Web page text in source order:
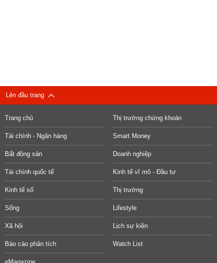
Lên đầu trang
Trang chủ Thị trường chứng khoán
Tài chính - Ngân hàng Smart Money
Bất động sản Doanh nghiệp
Tài chính quốc tế Kinh tế vĩ mô - Đầu tư
Kinh tế số Thị trường
Sống Lifestyle
Xã hội Lịch sự kiện
Báo cáo phân tích Watch List